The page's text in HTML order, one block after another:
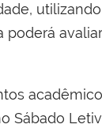
Sábado